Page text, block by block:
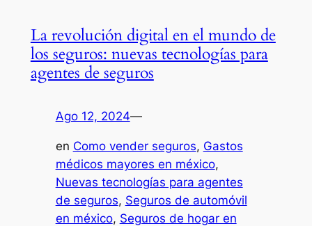
La revolución digital en el mundo de
los seguros: nuevas tecnologías para
agentes de seguros
Ago 12, 2024—
en Como vender seguros, Gastos
médicos mayores en méxico
Nuevas tecnologías para agentes
de seguros, Seguros de automóvil
en méxico, Seguros de hogar en